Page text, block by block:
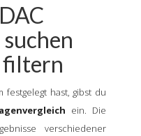
filtern
hast, gibst du
ein. Die
verschiedener